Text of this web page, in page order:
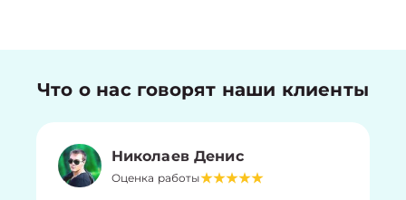
Что о нас говорят наши клиенты
Николаев Денис
Оценка работы